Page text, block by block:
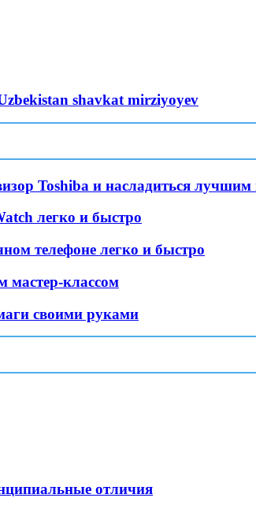
shavkat mirziyoyev
Toshiba и насладиться лучшим
легко и быстро
телефоне легко и быстро
мастер-классом
своими руками
отличия